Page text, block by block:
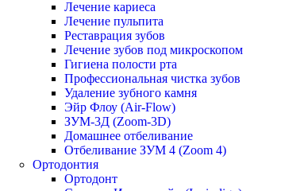
Лечение кариеса
Лечение пульпита
Реставрация зубов
Лечение зубов под микроскопом
Гигиена полости рта
Профессиональная чистка зубов
Удаление зубного камня
Эйр Флоу (Air-Flow)
ЗУМ-3Д (Zoom-3D)
Домашнее отбеливание
Отбеливание ЗУМ 4 (Zoom 4)
Ортодонтия
Ортодонт